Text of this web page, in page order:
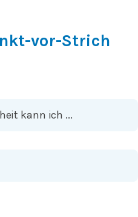
vor-Strich
kann ich ...